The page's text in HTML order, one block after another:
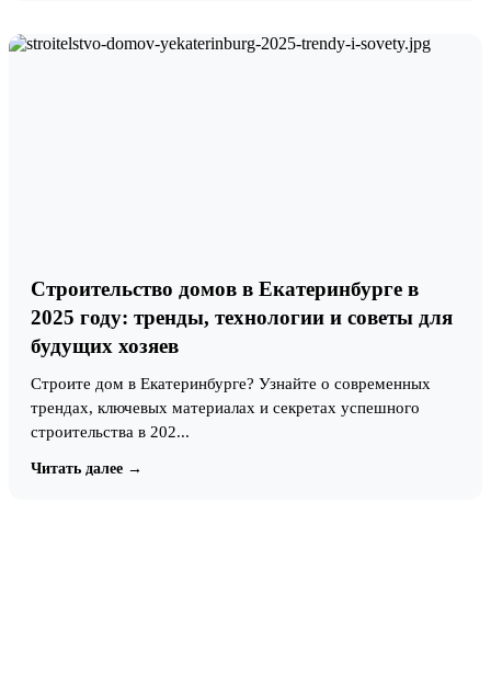
Строительство домов в Екатеринбурге в
2025 году: тренды, технологии и советы для
будущих хозяев
Строите дом в Екатеринбурге? Узнайте о современных
трендах, ключевых материалах и секретах успешного
строительства в 202...
Читать далее →